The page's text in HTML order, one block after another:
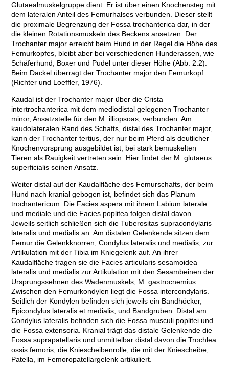
Glutaealmuskelgruppe dient. Er ist über einen Knochensteg mit
dem lateralen Anteil des Femurhalses verbunden. Dieser stellt
die proximale Begrenzung der Fossa trochanterica dar, in der
die kleinen Rotationsmuskeln des Beckens ansetzen. Der
Trochanter major erreicht beim Hund in der Regel die Höhe des
Femurkopfes, bleibt aber bei verschiedenen Hunderassen, wie
Schäferhund, Boxer und Pudel unter dieser Höhe (Abb. 2.2).
Beim Dackel überragt der Trochanter major den Femurkopf
(Richter und Loeffler, 1976).
Kaudal ist der Trochanter major über die Crista
intertrochanterica mit dem mediodistal gelegenen Trochanter
minor, Ansatzstelle für den M. illiopsoas, verbunden. Am
kaudolateralen Rand des Schafts, distal des Trochanter major,
kann der Trochanter tertius, der nur beim Pferd als deutlicher
Knochenvorsprung ausgebildet ist, bei stark bemuskelten
Tieren als Rauigkeit vertreten sein. Hier findet der M. glutaeus
superficialis seinen Ansatz.
Weiter distal auf der Kaudalfläche des Femurschafts, der beim
Hund nach kranial gebogen ist, befindet sich das Planum
trochantericum. Die Facies aspera mit ihrem Labium laterale
und mediale und die Facies poplitea folgen distal davon.
Jeweils seitlich schließen sich die Tuberositas supracondylaris
lateralis und medialis an. Am distalen Gelenkende sitzen dem
Femur die Gelenkknorren, Condylus lateralis und medialis, zur
Artikulation mit der Tibia im Kniegelenk auf. An ihrer
Kaudalfläche tragen sie die Facies articularis sesamoidea
lateralis und medialis zur Artikulation mit den Sesambeinen der
Ursprungssehnen des Wadenmuskels, M. gastrocnemius.
Zwischen den Femurkondylen liegt die Fossa intercondylaris.
Seitlich der Kondylen befinden sich jeweils ein Bandhöcker,
Epicondylus lateralis et medialis, und Bandgruben. Distal am
Condylus lateralis befinden sich die Fossa musculi poplitei und
die Fossa extensoria. Kranial trägt das distale Gelenkende die
Fossa suprapatellaris und unmittelbar distal davon die Trochlea
ossis femoris, die Kniescheibenrolle, die mit der Kniescheibe,
Patella, im Femoropatellargelenk artikuliert.